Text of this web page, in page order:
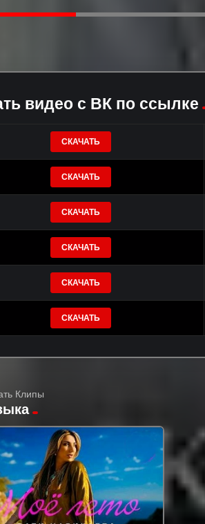
видео с ВК по ссылке
СКАЧАТЬ
СКАЧАТЬ
СКАЧАТЬ
СКАЧАТЬ
СКАЧАТЬ
СКАЧАТЬ
Клипы